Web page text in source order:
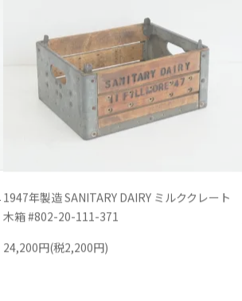
1947年製造 SANITARY DAIRY ミルククレート
木箱 #802-20-111-371
24,200円(税2,200円)